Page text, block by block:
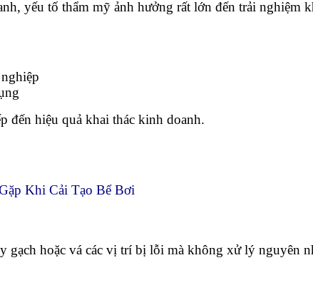
yếu tố thẩm mỹ ảnh hưởng rất lớn đến trải nghiệm
đến hiệu quả khai thác kinh doanh.
Khi Cải Tạo Bể Bơi
gạch hoặc vá các vị trí bị lỗi mà không xử lý nguyên